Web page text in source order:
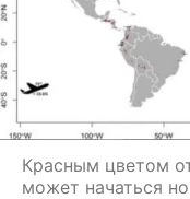
Красным цветом
может начаться